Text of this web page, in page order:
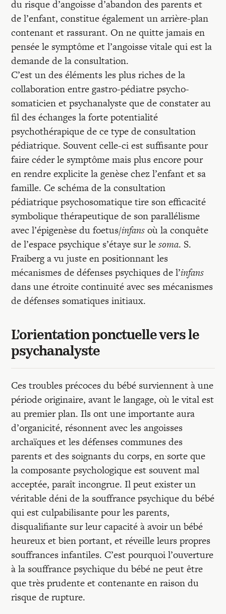
du risque d’angoisse d’abandon des parents et
de l’enfant, constitue également un arrière-plan
contenant et rassurant. On ne quitte jamais en
pensée le symptôme et l’angoisse vitale qui est la
demande de la consultation.
C’est un des éléments les plus riches de la
collaboration entre gastro-pédiatre psycho-
somaticien et psychanalyste que de constater au
fil des échanges la forte potentialité
psychothérapique de ce type de consultation
pédiatrique. Souvent celle-ci est suffisante pour
faire céder le symptôme mais plus encore pour
en rendre explicite la genèse chez l’enfant et sa
famille. Ce schéma de la consultation
pédiatrique psychosomatique tire son efficacité
symbolique thérapeutique de son parallélisme
avec l’épigenèse du foetus/infansoù la conquête
de l’espace psychique s’étaye sur lesoma. S.
Fraiberg a vu juste en positionnant les
mécanismes de défenses psychiques de l’infans
dans une étroite continuité avec ses mécanismes
de défenses somatiques initiaux.
L’orientation ponctuelle vers le
psychanalyste
Ces troubles précoces du bébé surviennent à une
période originaire, avant le langage, où le vital est
au premier plan. Ils ont une importante aura
d’organicité, résonnent avec les angoisses
archaïques et les défenses communes des
parents et des soignants du corps, en sorte que
la composante psychologique est souvent mal
acceptée, paraît incongrue. Il peut exister un
véritable déni de la souffrance psychique du bébé
qui est culpabilisante pour les parents,
disqualifiante sur leur capacité à avoir un bébé
heureux et bien portant, et réveille leurs propres
souffrances infantiles. C’est pourquoi l’ouverture
à la souffrance psychique du bébé ne peut être
que très prudente et contenante en raison du
risque de rupture.